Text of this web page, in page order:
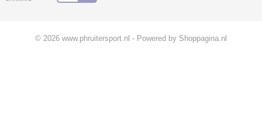
© 2026 www.phruitersport.nl - Powered by Shoppagina.nl